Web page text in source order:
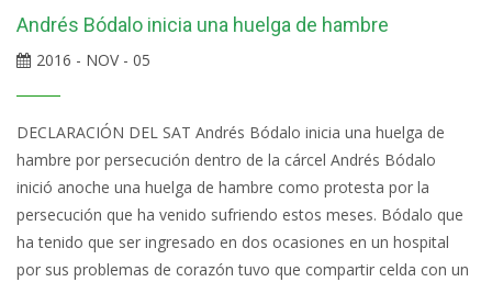
Andrés Bódalo inicia una huelga de hambre
2016 - NOV - 05
DECLARACIÓN DEL SAT Andrés Bódalo inicia una huelga de
hambre por persecución dentro de la cárcel Andrés Bódalo
inició anoche una huelga de hambre como protesta por la
persecución que ha venido sufriendo estos meses. Bódalo que
ha tenido que ser ingresado en dos ocasiones en un hospital
por sus problemas de corazón tuvo que compartir celda con un